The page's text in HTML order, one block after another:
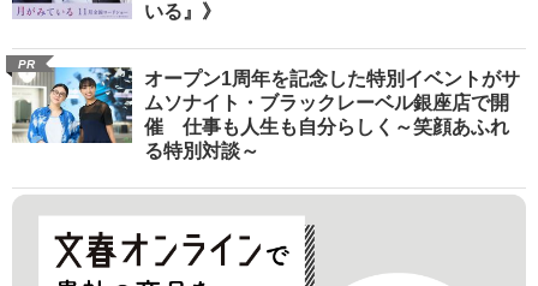
いる』》
PR
オープン1周年を記念した特別イベントがサ
ムソナイト・ブラックレーベル銀座店で開
催 仕事も人生も自分らしく～笑顔あふれ
る特別対談～